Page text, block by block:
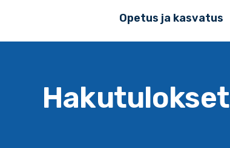
Opetus ja kasvatus
Hakutulokset